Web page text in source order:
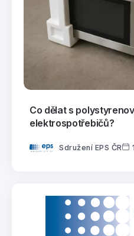
Co dělat s
elektrospotřebičů?
Sdružení EPS ČR